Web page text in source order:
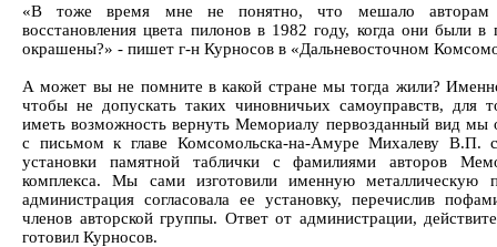
«В тоже время мне не понятно, что мешало авторам
восстановления цвета пилонов в 1982 году, когда они были в
окрашены?» - пишет г-н Курносов в «Дальневосточном
А может вы не помните в какой стране мы тогда жили?
чтобы не допускать таких чиновничьих самоуправств, для
иметь возможность вернуть Мемориалу первозданный вид мы
с письмом к главе Комсомольска-на-Амуре Михалеву В.П.
установки памятной таблички с фамилиями авторов
комплекса. Мы сами изготовили именную металлическую
администрация согласовала ее установку, перечислив
членов авторской группы. Ответ от администрации,
готовил Курносов.